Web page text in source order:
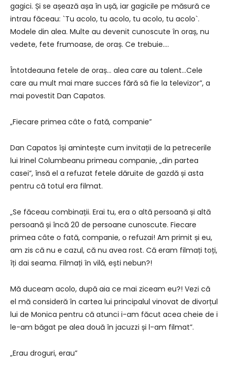
gagici. Și se așează așa în ușă, iar gagicile pe măsură ce
intrau făceau: `Tu acolo, tu acolo, tu acolo, tu acolo`.
Modele din alea. Multe au devenit cunoscute în oraș, nu
vedete, fete frumoase, de oraș. Ce trebuie….
Întotdeauna fetele de oraș… alea care au talent…Cele
care au mult mai mare succes fără să fie la televizor”, a
mai povestit Dan Capatos.
„Fiecare primea câte o fată, companie”
Dan Capatos își amintește cum invitații de la petrecerile
lui Irinel Columbeanu primeau companie, „din partea
casei”, însă el a refuzat fetele dăruite de gazdă și asta
pentru că totul era filmat.
„Se făceau combinații. Erai tu, era o altă persoană și altă
persoană și încă 20 de persoane cunoscute. Fiecare
primea câte o fată, companie, o refuzai! Am primit și eu,
am zis că nu e cazul, că nu avea rost. Că eram filmați toți,
îți dai seama. Filmați în vilă, ești nebun?!
Mă duceam acolo, după aia ce mai ziceam eu?! Vezi că
el mă consideră în cartea lui principalul vinovat de divorțul
lui de Monica pentru că atunci i-am făcut acea cheie de i
le-am băgat pe alea două în jacuzzi și l-am filmat”.
„Erau droguri, erau”